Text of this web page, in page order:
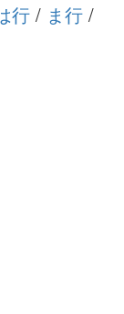
行 / ま行 /